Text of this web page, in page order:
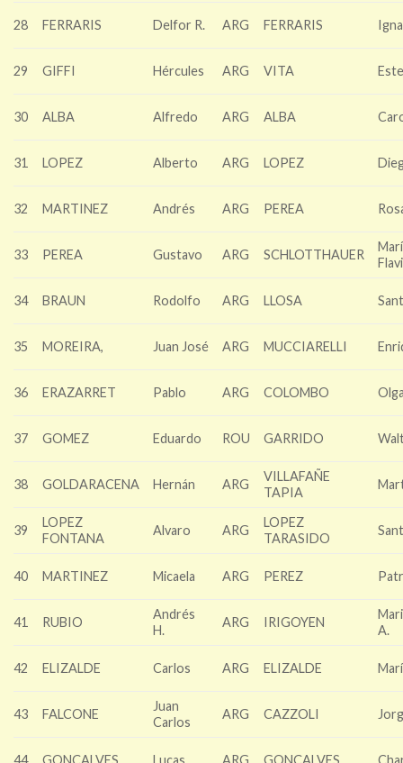
28 FERRARIS Delfor R. ARG FERRARIS
29 GIFFI Hércules ARG VITA
30 ALBA Alfredo ARG ALBA
31 LOPEZ Alberto ARG LOPEZ
32 MARTINEZ Andrés ARG PEREA
33 PEREA Gustavo ARG SCHLOTTHAUER
34 BRAUN Rodolfo ARG LLOSA
35 MOREIRA, Juan José ARG MUCCIARELLI
36 ERAZARRET Pablo ARG COLOMBO
37 GOMEZ Eduardo ROU GARRIDO
38 GOLDARACENA Hernán ARG
VILLAFAÑE
TAPIA
39
LOPEZ
FONTANA
Alvaro ARG
LOPEZ
TARASIDO
40 MARTINEZ Micaela ARG PEREZ
41 RUBIO
Andrés
H.
ARG IRIGOYEN
A.
42 ELIZALDE Carlos ARG ELIZALDE
43 FALCONE
Juan
Carlos
ARG CAZZOLI
44 GONÇALVES Lucas ARG GONÇALVES